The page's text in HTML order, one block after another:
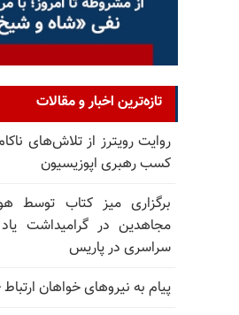
تازه‌ترین اخبار و مقالات
روایت رویترز از تلاش‌های
کسب رهبری اپوزیسیون
برگزاری میز کتاب توسط
مجاهدین در گرامیداشت
سراسری در پاریس
پیام به نیروهای خواهان ارتباط - ۱۵مرداد